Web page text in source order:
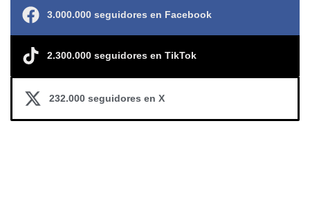
3.000.000 seguidores en Facebook
2.300.000 seguidores en TikTok
232.000 seguidores en X